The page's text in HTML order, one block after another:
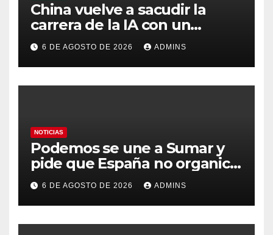
China vuelve a sacudir la
carrera de la IA con un
modelo capaz de trabajar
durante días sin intervención
humana
6 DE AGOSTO DE 2026 ADMINS
NOTICIAS
Podemos se une a Sumar y
pide que España no organice
el Mundial 2030 con
Marruecos por «atentar
contra la soberanía nacional»
6 DE AGOSTO DE 2026 ADMINS